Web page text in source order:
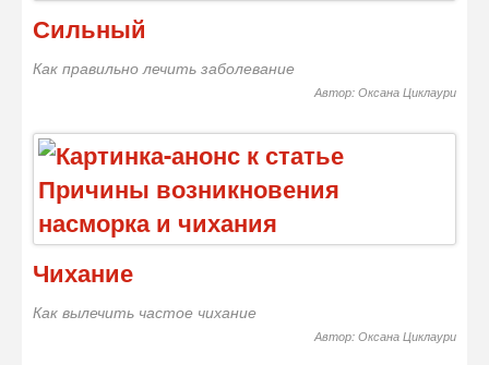
Сильный
Как правильно лечить заболевание
Автор: Оксана Циклаури
Чихание
Как вылечить частое чихание
Автор: Оксана Циклаури